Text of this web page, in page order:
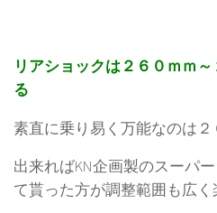
リアショックは２６０ｍｍ
る
素直に乗り易く万能なのは２
出来ればKN企画製のスーパ
て貰った方が調整範囲も広く